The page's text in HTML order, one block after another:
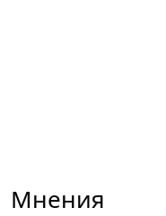
Мнения